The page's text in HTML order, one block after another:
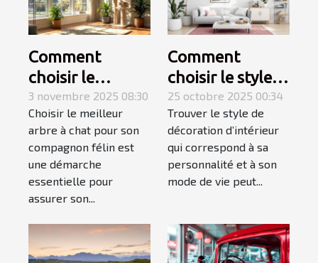
Comment
choisir le
meilleur arbre à
chat pour votre
compagnon ?
3 novembre 2025 08:30
Choisir le meilleur
arbre à chat pour son
compagnon félin est
une démarche
essentielle pour
assurer son...
Comment
choisir le style
de décoration
d'intérieur qui
vous correspond
?
25 octobre 2025 00:34
Trouver le style de
décoration d’intérieur
qui correspond à sa
personnalité et à son
mode de vie peut...